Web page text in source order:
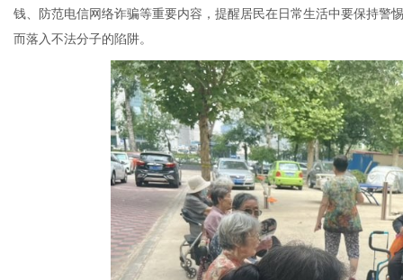
钱、防范电信网络诈骗等重要内容，提醒居民在日常生活中要保持警
而落入不法分子的陷阱。